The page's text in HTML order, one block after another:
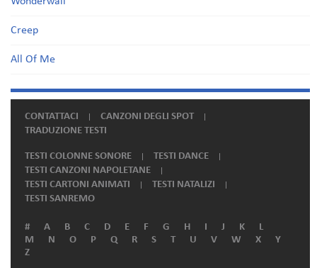
Creep
All Of Me
CONTATTACI
CANZONI DEGLI SPOT
TRADUZIONE TESTI
TESTI COLONNE SONORE
TESTI DANCE
TESTI CANZONI NAPOLETANE
TESTI CARTONI ANIMATI
TESTI NATALIZI
TESTI SANREMO
# A B C D E F G H I J K
L
M
N O P Q R S T U V W X
Y
Z